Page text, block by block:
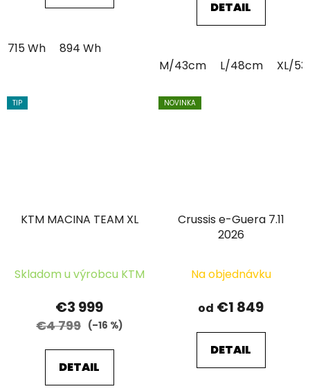
715 Wh 894 Wh
DETAIL
M/43cm L/48cm XL/
TIP
KTM MACINA TEAM XL
Skladom u výrobcu KTM
€3 999
€4 799 (–16 %)
DETAIL
NOVINKA
Crussis e-Guera 7.11
2026
Na objednávku
od €1 849
DETAIL